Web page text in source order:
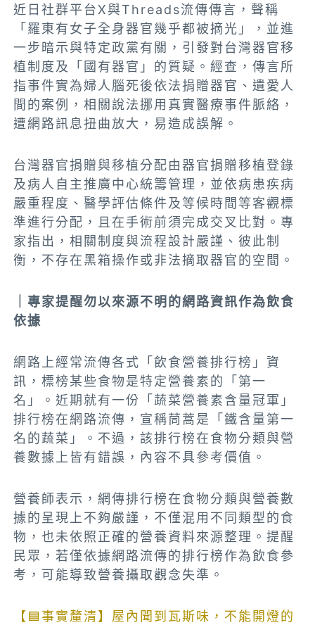
近日社群平台X與Threads流傳傳言，聲稱
「羅東有女子全身器官幾乎都被摘光」，並進
一步暗示與特定政黨有關，引發對台灣器官移
植制度及「國有器官」的質疑。經查，傳言所
指事件實為婦人腦死後依法捐贈器官、遺愛人
間的案例，相關說法挪用真實醫療事件脈絡，
遭網路訊息扭曲放大，易造成誤解。
台灣器官捐贈與移植分配由器官捐贈移植登錄
及病人自主推廣中心統籌管理，並依病患疾病
嚴重程度、醫學評估條件及等候時間等客觀標
準進行分配，且在手術前須完成交叉比對。專
家指出，相關制度與流程設計嚴謹、彼此制
衡，不存在黑箱操作或非法摘取器官的空間。
｜專家提醒勿以來源不明的網路資訊作為飲食
依據
網路上經常流傳各式「飲食營養排行榜」資
訊，標榜某些食物是特定營養素的「第一
名」。近期就有一份「蔬菜營養素含量冠軍」
排行榜在網路流傳，宣稱茼蒿是「鐵含量第一
名的蔬菜」。不過，該排行榜在食物分類與營
養數據上皆有錯誤，內容不具參考價值。
營養師表示，網傳排行榜在食物分類與營養數
據的呈現上不夠嚴謹，不僅混用不同類型的食
物，也未依照正確的營養資料來源整理。提醒
民眾，若僅依據網路流傳的排行榜作為飲食參
考，可能導致營養攝取觀念失準。
【🟦事實釐清】屋內聞到瓦斯味，不能開燈的